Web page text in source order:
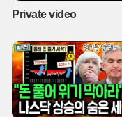
즐길 수 있는 간편식은 소
러한 추세는 무더위가
화하며 폭발적인 수요 증
Private video